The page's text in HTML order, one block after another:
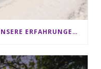
CLUB MED KANI MALEDIVEN: UNSERE ERFAHRUNGEN IM ALL-INCLUSIVE PARADIES